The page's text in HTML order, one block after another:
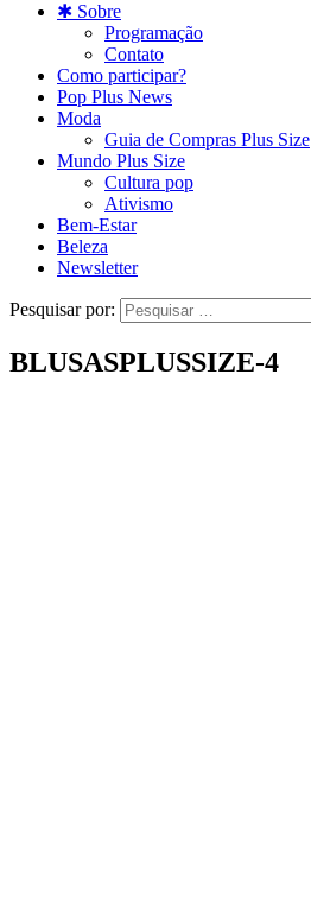
✱ Sobre
Programação
Contato
Como participar?
Pop Plus News
Moda
Guia de Compras Plus Size
Mundo Plus Size
Cultura pop
Ativismo
Bem-Estar
Beleza
Newsletter
Pesquisar por:
BLUSASPLUSSIZE-4